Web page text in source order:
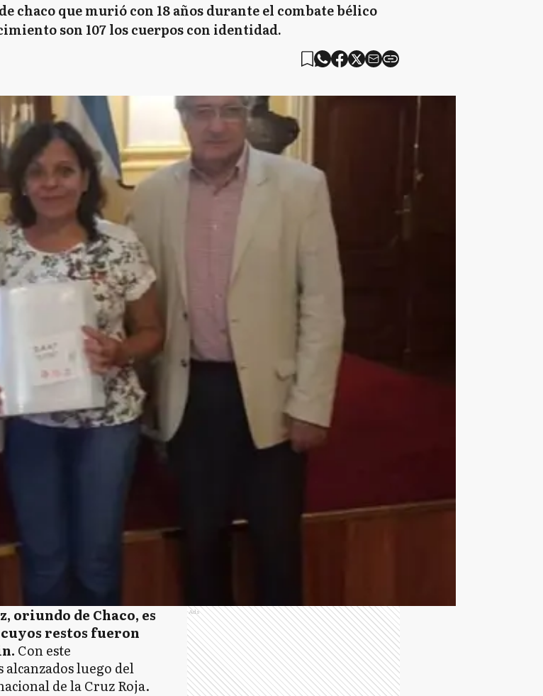
chaco que murió con 18 años durante el combate bélico
son 107 los cuerpos con identidad.
oriundo de Chaco, es
restos fueron
Con este
alcanzados luego del
de la Cruz Roja.
Ads